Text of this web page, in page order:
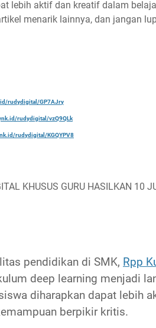
lebih aktif dan kreatif dalam
menarik lainnya, dan jangan
rudydigital/GP7AJry
rudydigital/vzQ9QLk
rudydigital/KGQYPV8
KHUSUS GURU HASILKAN 10
pendidikan di SMK, Rpp
deep learning menjadi
diharapkan dapat lebih
berpikir kritis.